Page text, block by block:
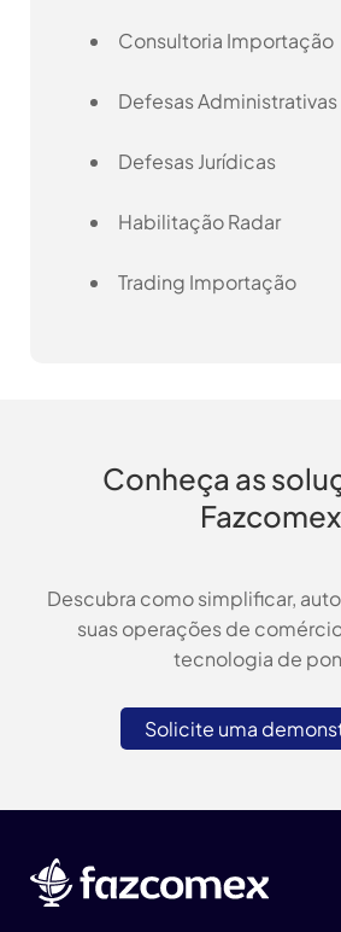
Consultoria Importação
Defesas Administrativas
Defesas Jurídicas
Habilitação Radar
Trading Importação
Conheça as
Fazcomex
Descubra como simplificar,
suas operações de
tecnologia de
Solicite uma